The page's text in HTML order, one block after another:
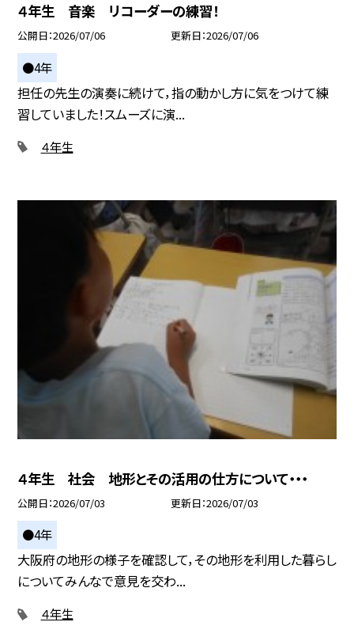
４年生 音楽 リコーダーの練習！
公開日 2026/07/06 更新日 2026/07/06
●4年
担任の先生の演奏に続けて，指の動かし方に気をつけて練
習していました！スムーズに演...
４年生
４年生 社会 地形とその活用の仕方について・・・
公開日 2026/07/03 更新日 2026/07/03
●4年
大阪府の地形の様子を確認して，その地形を利用した暮らし
についてみんなで意見を交わ...
４年生